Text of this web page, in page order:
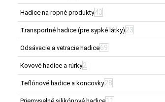
Hadice na ropné produkty43
Transportné hadice (pre sypké látky) 23
Odsávacie a vetracie hadice69
Kovové hadice a rúrky2
Teflónové hadice a koncovky28
11